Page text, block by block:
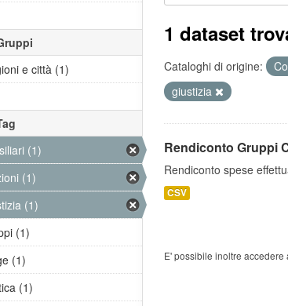
1 dataset
Cataloghi di origine:
giustizia
Rendiconto Gruppi
Rendiconto spese
CSV
E' possibile inoltre accedere
e città (1)
(1)
(1)
(1)
(1)
(1)
(1)